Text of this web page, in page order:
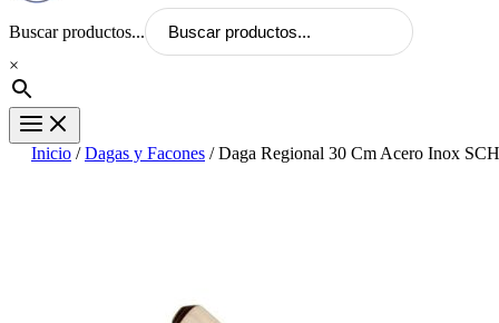
Buscar productos...
×
Inicio /Dagas y Facones / Daga Regional 30 Cm Acero Inox